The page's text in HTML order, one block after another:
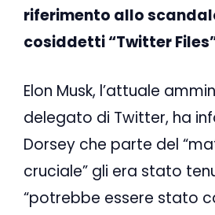
riferimento allo
cosiddetti “Twitter
Elon Musk, l’attuale
delegato di Twitter, ha
Dorsey che parte del
cruciale” gli era stato
“potrebbe essere stato